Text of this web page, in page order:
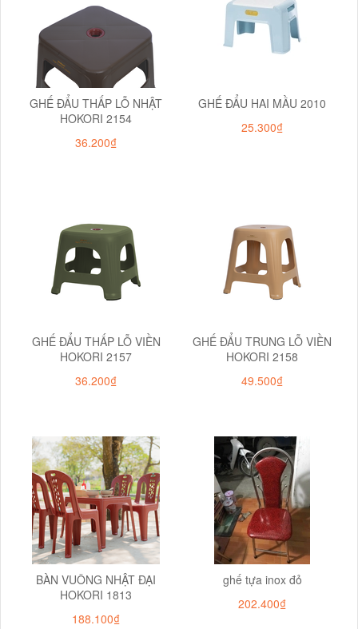
GHẾ ĐẨU THẤP LỖ NHẬT
HOKORI 2154
36.200₫
GHẾ ĐẨU HAI MẦU 2010
25.300₫
GHẾ ĐẨU THẤP LỖ VIỀN
HOKORI 2157
36.200₫
GHẾ ĐẨU TRUNG LỖ VIỀN
HOKORI 2158
49.500₫
BÀN VUÔNG NHẬT ĐẠI
HOKORI 1813
188.100₫
ghế tựa inox đỏ
202.400₫